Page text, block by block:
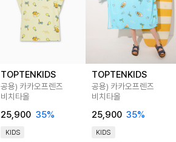
TOPTENKIDS
공용) 카카오프렌즈
비치타올
25,900 35%
KIDS
TOPTENKIDS
공용) 카카오프렌즈
비치타올
25,900 35%
KIDS